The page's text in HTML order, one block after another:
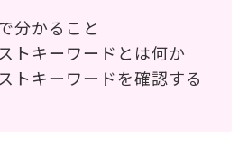
分かること
トキーワードとは何か
トキーワードを確認する